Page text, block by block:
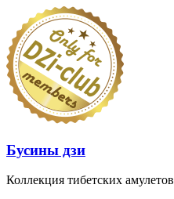
Перейти
содержимому
Бусины дзи
Коллекция тибетских амулетов